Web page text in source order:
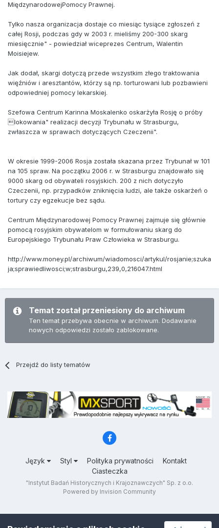
MiędzynarodowejPomocy Prawnej.
Tylko nasza organizacja dostaje co miesiąc tysiące zgłoszeń z
całej Rosji, podczas gdy w 2003 r. mieliśmy 200-300 skarg
miesięcznie" - powiedział wiceprezes Centrum, Walentin
Moisiejew.
Jak dodał, skargi dotyczą przede wszystkim złego traktowania
więźniów i aresztantów, którzy są np. torturowani lub pozbawieni
odpowiedniej pomocy lekarskiej.
Szefowa Centrum Karinna Moskalenko oskarżyła Rosję o próby
lokowania" realizacji decyzji Trybunału w Strasburgu,
zwłaszcza w sprawach dotyczących Czeczenii".
W okresie 1999-2006 Rosja została skazana przez Trybunał w 101
na 105 spraw. Na początku 2006 r. w Strasburgu znajdowało się
9000 skarg od obywateli rosyjskich. 200 z nich dotyczyło
Czeczenii, np. przypadków zniknięcia ludzi, ale także oskarżeń o
tortury czy egzekucje bez sądu.
Centrum Międzynarodowej Pomocy Prawnej zajmuje się głównie
pomocą rosyjskim obywatelom w formułowaniu skarg do
Europejskiego Trybunału Praw Człowieka w Strasburgu.
http://www.money.pl/archiwum/wiadomosci/artykul/rosjanie;szuka
ja;sprawiedliwosci;w;strasburgu,239,0,216047.html
Temat został przeniesiony do archiwum
Ten temat przebywa obecnie w archiwum. Dodawanie
nowych odpowiedzi zostało zablokowane.
Przejdź do listy tematów
Język Styl Polityka prywatności
Kontakt
Ciasteczka
"Instytut Badań Historycznych i Krajoznawczych" Sp. z o.o.
Powered by Invision Community